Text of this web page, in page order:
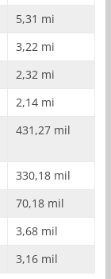
5,31 mi
3,22 mi
2,32 mi
2,14 mi
431,27 mil
330,18 mil
70,18 mil
3,68 mil
3,16 mil